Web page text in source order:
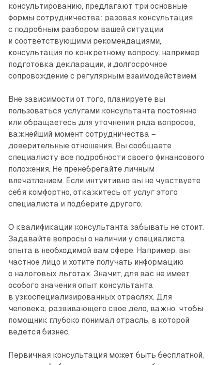
консультированию, предлагают три основные
формы сотрудничества: разовая консультация
с подробным разбором вашей ситуации
и соответствующими рекомендациями,
консультация по конкретному вопросу, например
подготовка декларации, и долгосрочное
сопровождение с регулярным взаимодействием.
Вне зависимости от того, планируете вы
пользоваться услугами консультанта постоянно
или обращаетесь для уточнения ряда вопросов,
важнейший момент сотрудничества –
доверительные отношения. Вы сообщаете
специалисту все подробности своего финансового
положения. Не пренебрегайте личным
впечатлением. Если интуитивно вы не чувствуете
себя комфортно, откажитесь от услуг этого
специалиста и подберите другого.
О квалификации консультанта забывать не стоит.
Задавайте вопросы о наличии у специалиста
опыта в необходимой вам сфере. Например, вы
частное лицо и хотите получать информацию
о налоговых льготах. Значит, для вас не имеет
особого значения опыт консультанта
в узкоспециализированных отраслях. Для
человека, развиваю­щего свое дело, важно, чтобы
помощник глубоко понимал отрасль, в которой
ведется бизнес.
Первичная консультация может быть бесплатной,